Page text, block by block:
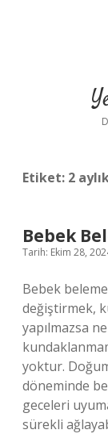
Etiket: 2
Bebek
Tarih: Ekim 28,
Bebek
değiştirmek,
yapılmazsa
yoktur.
döneminde
geceleri
sürekli